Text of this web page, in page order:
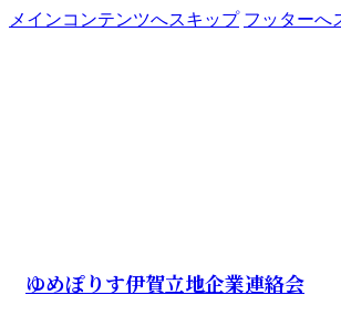
メインコンテンツへスキップ フッターへ
ゆめぽりす伊賀立地企業連絡会